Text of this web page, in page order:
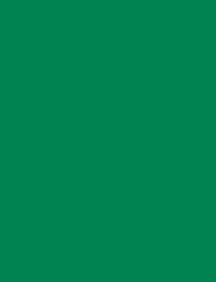
представителей
Power of Attorney or